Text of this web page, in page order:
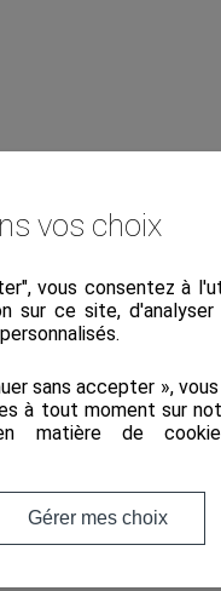
vos choix
vous consentez à
sur ce site,
sans accepter »,
à tout moment sur
matière de
Gérer mes choix